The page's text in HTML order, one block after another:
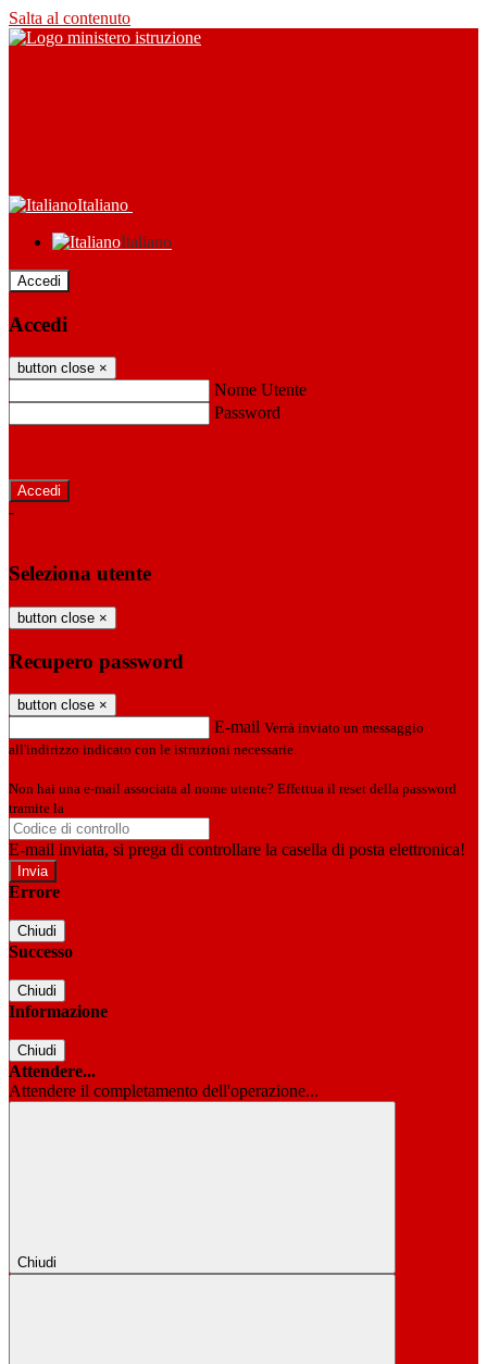
Salta al contenuto
Italiano
Italiano
Accedi
Accedi
button close ×
Nome Utente
Password
-
Seleziona utente
button close ×
Recupero password
button close ×
E-mail Verrà inviato un messaggio
all'indirizzo indicato con le istruzioni necessarie.
Non hai una e-mail associata al nome utente? Effettua il reset della password
tramite la
E-mail inviata, si prega di controllare la casella di posta elettronica!
Errore
Chiudi
Successo
Chiudi
Informazione
Chiudi
Attendere...
Attendere il completamento dell'operazione...
Chiudi